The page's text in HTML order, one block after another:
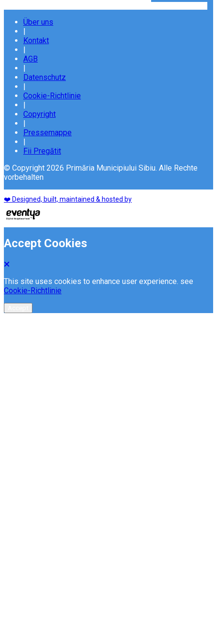
Über uns
|
Kontakt
|
AGB
|
Datenschutz
|
Cookie-Richtlinie
|
Copyright
|
Pressemappe
|
Fii Pregătit
© Copyright 2026 Primăria Municipiului Sibiu. Alle Rechte
vorbehalten
❤️ Designed, built, maintained & hosted by
Accept Cookies
This site uses cookies to enhance user experience. see
Cookie-Richtlinie